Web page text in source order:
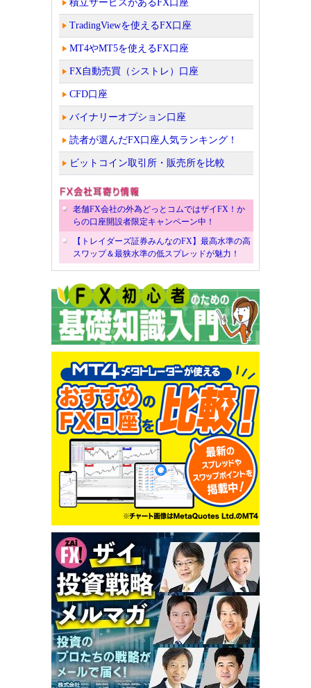
積立サービスがあるFX口座
TradingViewを使えるFX口座
MT4やMT5を使えるFX口座
FX自動売買（シストレ）口座
CFD口座
バイナリーオプション口座
読者が選んだFX口座人気ランキング！
ビットコイン取引所・販売所を比較
老舗FX会社の外為どっとコムではザイFX！か
らの口座開設者限定キャンペーン中！
【トレイダーズ証券みんなのFX】最高水準の高
スワップ＆最狭水準の低スプレッドが魅力！